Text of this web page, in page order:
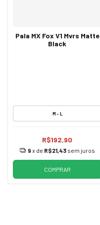
Pala MX Fox V1 Mvrs Matte
Black
M - L
R$192,90
9 x de R$21,43 sem juros
COMPRAR